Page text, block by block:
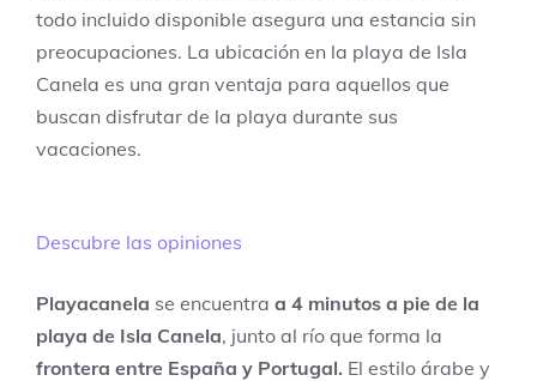
todo incluido disponible asegura una estancia sin
preocupaciones. La ubicación en la playa de Isla
Canela es una gran ventaja para aquellos que
buscan disfrutar de la playa durante sus
vacaciones.
Descubre las opiniones
Playacanela se encuentra a 4 minutos a pie de la
playa de Isla Canela, junto al río que forma la
frontera entre España y Portugal. El estilo árabe y